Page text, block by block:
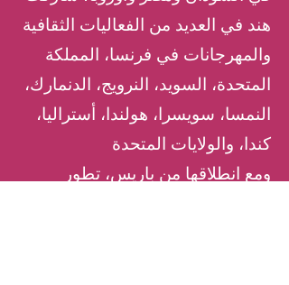
هند في العديد من الفعاليات الثقافية
والمهرجانات في فرنسا، المملكة
المتحدة، السويد، النرويج، الدنمارك،
النمسا، سويسرا، هولندا، أستراليا،
كندا، والولايات المتحدة
ومع انطلاقها من باريس، تطور